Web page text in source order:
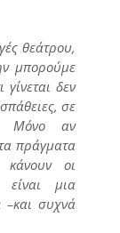
θεάτρου,
μπορούμε
δεν
σε
Μόνο αν
πράγματα
κάνουν οι
είναι μια
–και συχνά